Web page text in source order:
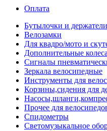
Оплата
Бутылочки и держатели
Велозамки
Для квадро/мото и
Дополнительные
Сигналы
Зеркала велосипедные
Инструменты для
Корзины,сидения для
Прочее для
Спидометры
Светомузыкальное